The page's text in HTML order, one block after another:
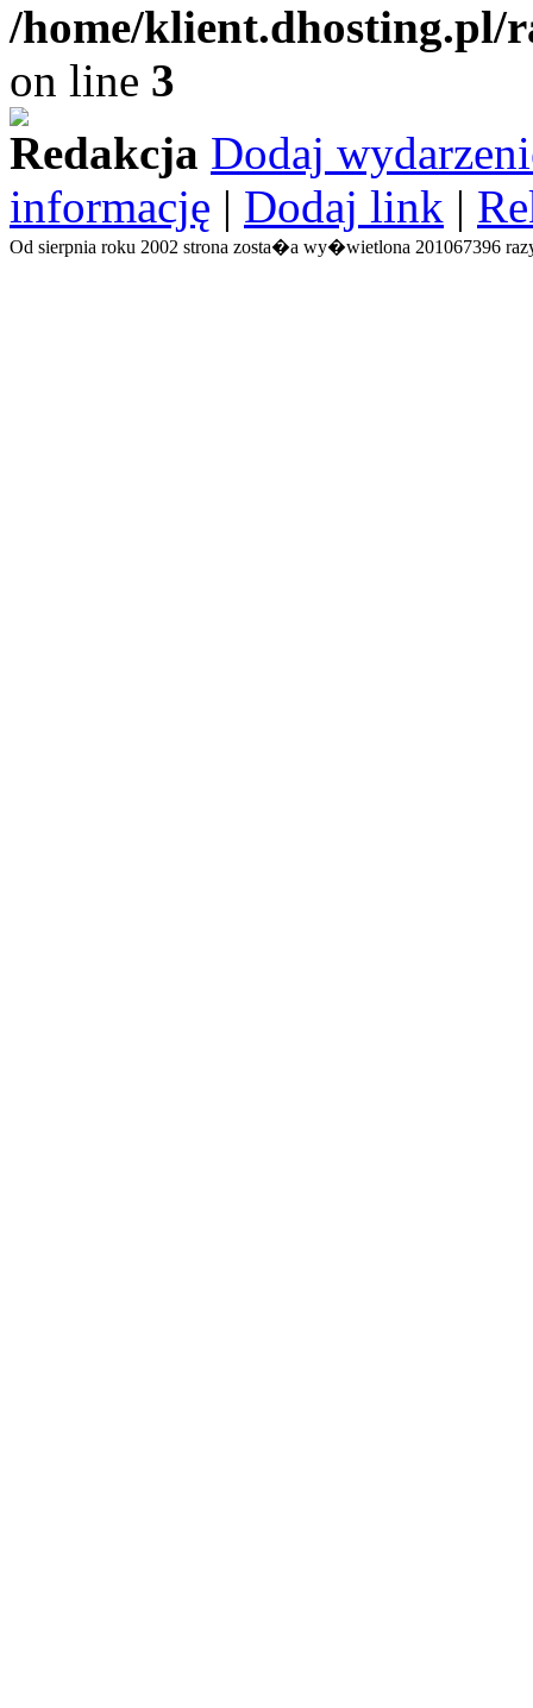
/home/
on line 3
Redakcja Dodaj
informację | Dodaj link |
Od sierpnia roku 2002 strona zosta�a wy�wietlona 201067396